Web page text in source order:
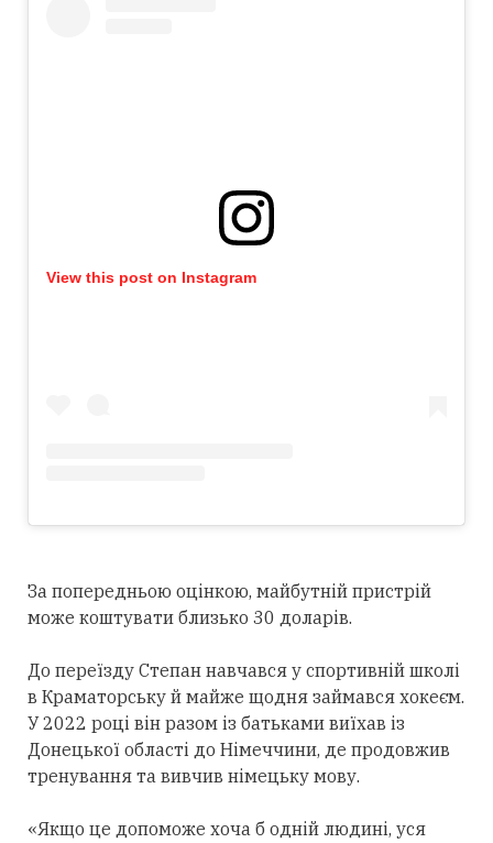
View this post on Instagram
За попередньою оцінкою, майбутній пристрій
може коштувати близько 30 доларів.
До переїзду Степан навчався у спортивній школі
в Краматорську й майже щодня займався хокеєм.
У 2022 році він разом із батьками виїхав із
Донецької області до Німеччини, де продовжив
тренування та вивчив німецьку мову.
«Якщо це допоможе хоча б одній людині, уся